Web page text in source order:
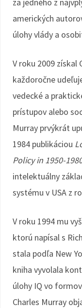
amerických
úlohy vlády a
V roku 2009 získal
každoročne
vedecké a
prístupov alebo
Murray prvýkrát
1984 publikáciou
Policy in 1950-
intelektuálny
systému v USA z
V roku 1994 mu
ktorú napísal s
stala podľa New
kniha vyvolala
úlohy IQ vo
Charles Murray